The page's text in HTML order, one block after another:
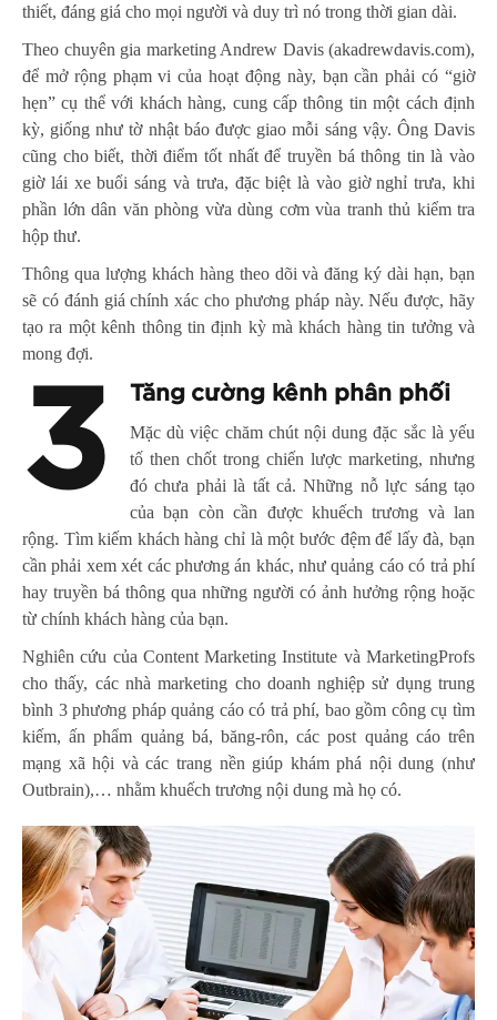
thiết, đáng giá cho mọi người và duy trì nó trong thời gian dài.
Theo chuyên gia marketing Andrew Davis (akadrewdavis.com),
để mở rộng phạm vi của hoạt động này, bạn cần phải có “giờ
hẹn” cụ thể với khách hàng, cung cấp thông tin một cách định
kỳ, giống như tờ nhật báo được giao mỗi sáng vậy. Ông Davis
cũng cho biết, thời điểm tốt nhất để truyền bá thông tin là vào
giờ lái xe buổi sáng và trưa, đặc biệt là vào giờ nghỉ trưa, khi
phần lớn dân văn phòng vừa dùng cơm vùa tranh thủ kiểm tra
hộp thư.
Thông qua lượng khách hàng theo dõi và đăng ký dài hạn, bạn
sẽ có đánh giá chính xác cho phương pháp này. Nếu được, hãy
tạo ra một kênh thông tin định kỳ mà khách hàng tin tưởng và
mong đợi.
3 Tăng cường kênh phân phối
Mặc dù việc chăm chút nội dung đặc sắc là yếu
tố then chốt trong chiến lược marketing, nhưng
đó chưa phải là tất cả. Những nỗ lực sáng tạo
của bạn còn cần được khuếch trương và lan
rộng. Tìm kiếm khách hàng chỉ là một bước đệm để lấy đà, bạn
cần phải xem xét các phương án khác, như quảng cáo có trả phí
hay truyền bá thông qua những người có ảnh hưởng rộng hoặc
từ chính khách hàng của bạn.
Nghiên cứu của Content Marketing Institute và MarketingProfs
cho thấy, các nhà marketing cho doanh nghiệp sử dụng trung
bình 3 phương pháp quảng cáo có trả phí, bao gồm công cụ tìm
kiếm, ấn phẩm quảng bá, băng-rôn, các post quảng cáo trên
mạng xã hội và các trang nền giúp khám phá nội dung (như
Outbrain),… nhằm khuếch trương nội dung mà họ có.